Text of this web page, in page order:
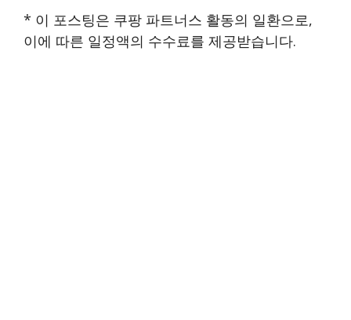
* 이 포스팅은 쿠팡 파트너스 활동의 일환으로,
이에 따른 일정액의 수수료를 제공받습니다.